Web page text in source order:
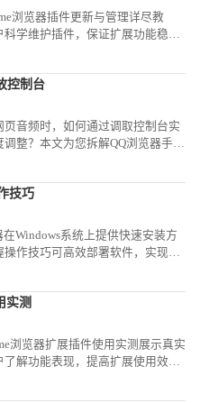
浏览器插件更新与管理详尽教
学维护插件，保证扩展功能稳定
控制台
页音频时，如何通过调取控制台实
整？本文为您拆解QQ浏览器手机
技巧
在Windows系统上提供快速安装方
作技巧可高效部署软件，实现浏
实测
浏览器扩展插件使用实测展示真实
了解功能表现，提高扩展使用效